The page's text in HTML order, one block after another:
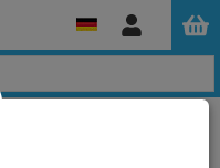
Anmelden